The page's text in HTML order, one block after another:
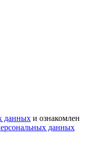
данных и ознакомлен
данных